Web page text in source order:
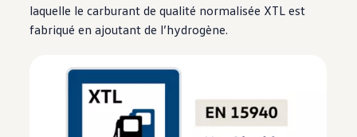
laquelle le carburant de qualité normalisée XTL est
fabriqué en ajoutant de l’hydrogène.